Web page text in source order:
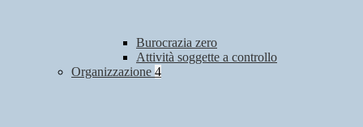
Burocrazia zero
Attività soggette a controllo
Organizzazione 4